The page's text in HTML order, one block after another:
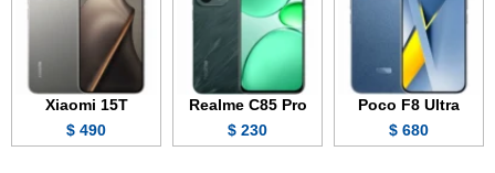
Poco F8 Ultra
680 $
Realme C85 Pro
230 $
Xiaomi 15T
490 $